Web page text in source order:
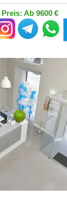
Preis: Ab 9600 €